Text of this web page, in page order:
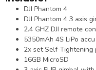
DJI Phantom 4
DJI Phantom 4 3 axis
2.4 GHZ DJI remote
5350mAh 4S LiPo
2x set Self-Tightening
16GB MicroSD